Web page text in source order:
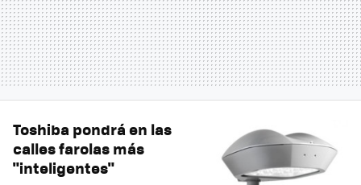
Toshiba pondrá en las
calles farolas más
"inteligentes"